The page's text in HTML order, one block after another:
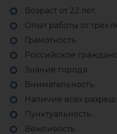
Возраст от 22 лет.
Опыт работы от трех
Грамотность.
Российское
Знание города.
Внимательность.
Наличие всех
Пунктуальность.
Вежливость.